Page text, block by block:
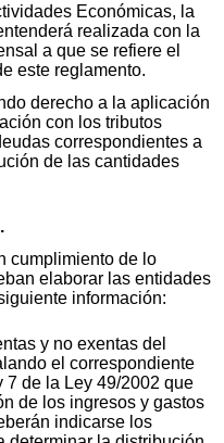
Económicas, la
realizada con la
a que se refiere el
este reglamento.
derecho a la aplicación
con los tributos
correspondientes a
de las cantidades
cumplimiento de lo
elaborar las entidades
información:
y no exentas del
el correspondiente
7 de la Ley 49/2002 que
de los ingresos y gastos
indicarse los